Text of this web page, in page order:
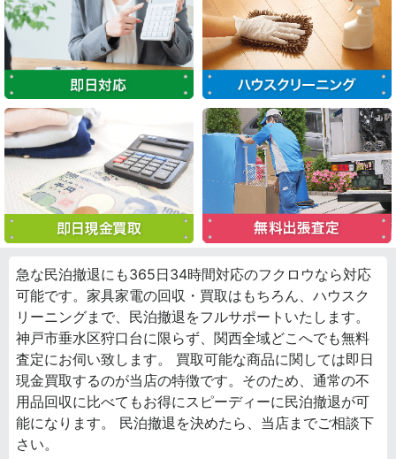
急な民泊撤退にも365日34時間対応のフクロウなら対応
可能です。家具家電の回収・買取はもちろん、ハウスク
リーニングまで、民泊撤退をフルサポートいたします。
神戸市垂水区狩口台に限らず、関西全域どこへでも無料
査定にお伺い致します。 買取可能な商品に関しては即日
現金買取するのが当店の特徴です。そのため、通常の不
用品回収に比べてもお得にスピーディーに民泊撤退が可
能になります。 民泊撤退を決めたら、当店までご相談下
さい。